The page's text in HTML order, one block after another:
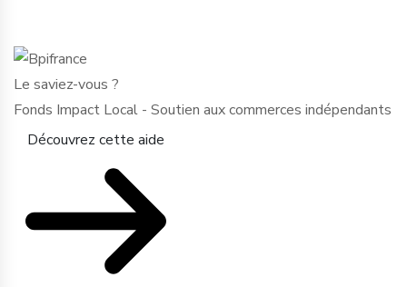
Le saviez-vous ?
Fonds Impact Local - Soutien aux commerces indépendants
Découvrez cette aide